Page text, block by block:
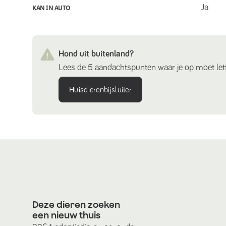
KAN IN AUTO Ja
Hond uit buitenland?
Lees de 5 aandachtspunten waar je op moet
Huisdierenbijsluiter
Deze dieren zoeken
een nieuw thuis